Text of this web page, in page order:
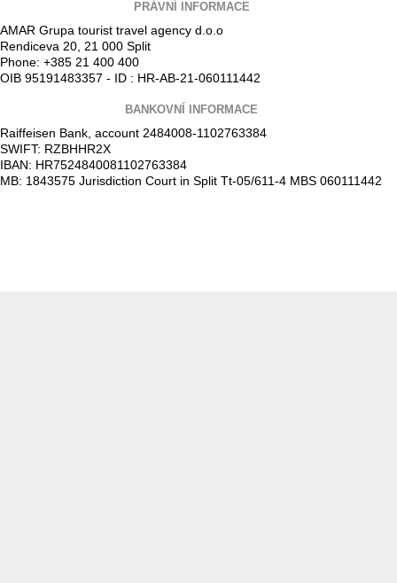
PRÁVNÍ INFORMACE
AMAR Grupa tourist travel agency d.o.o
Rendiceva 20, 21 000 Split
Phone: +385 21 400 400
OIB 95191483357 - ID : HR-AB-21-060111442
BANKOVNÍ INFORMACE
Raiffeisen Bank, account 2484008-1102763384
SWIFT: RZBHHR2X
IBAN: HR7524840081102763384
MB: 1843575 Jurisdiction Court in Split Tt-05/611-4 MBS 060111442